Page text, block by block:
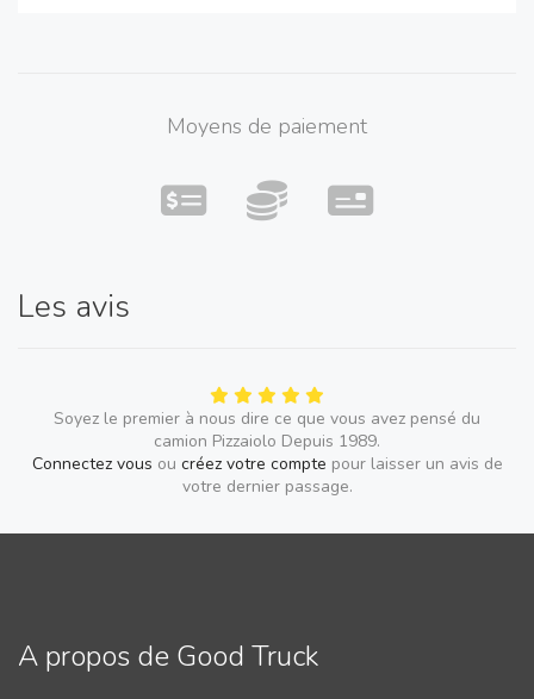
Moyens de paiement
Les avis
Soyez le premier à nous dire ce que vous avez pensé du
camion Pizzaiolo Depuis 1989.
Connectez vous ou créez votre compte pour laisser un avis de
votre dernier passage.
A propos de Good Truck